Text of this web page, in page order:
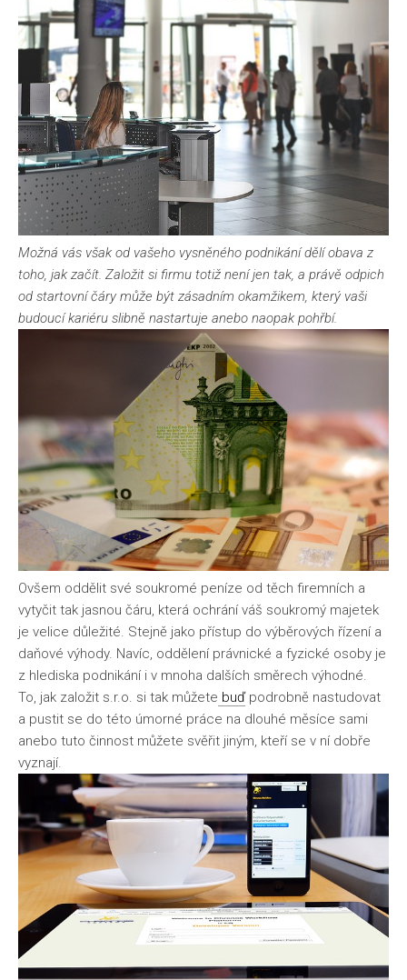
Možná vás však od vašeho vysněného podnikání dělí obava z
toho, jak začít. Založit si firmu totiž není jen tak, a právě odpich
od startovní čáry může být zásadním okamžikem, který vaši
budoucí kariéru slibně nastartuje anebo naopak pohřbí.
Ovšem oddělit své soukromé peníze od těch firemních a
vytyčit tak jasnou čáru, která ochrání váš soukromý majetek
je velice důležité. Stejně jako přístup do výběrových řízení a
daňové výhody. Navíc, oddělení právnické a fyzické osoby je
z hlediska podnikání i v mnoha dalších směrech výhodné.
To, jak založit s.r.o. si tak můžete buďpodrobně nastudovat
a pustit se do této úmorné práce na dlouhé měsíce sami
anebo tuto činnost můžete svěřit jiným, kteří se v ní dobře
vyznají.